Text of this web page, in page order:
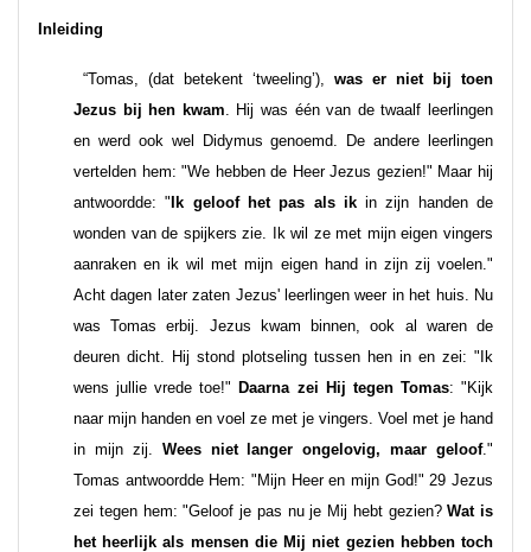
Inleiding
“Tomas, (dat betekent ‘tweeling’), was er niet bij toen
Jezus bij hen kwam. Hij was één van de twaalf leerlingen
en werd ook wel Didymus genoemd. De andere leerlingen
vertelden hem: "We hebben de Heer Jezus gezien!" Maar hij
antwoordde: " Ik geloof het pas als ikin zijn handen de
wonden van de spijkers zie. Ik wil ze met mijn eigen vingers
aanraken en ik wil met mijn eigen hand in zijn zij voelen."
Acht dagen later zaten Jezus' leerlingen weer in het huis. Nu
was Tomas erbij. Jezus kwam binnen, ook al waren de
deuren dicht. Hij stond plotseling tussen hen in en zei: "Ik
wens jullie vrede toe!" Daarna zei Hij tegen Tomas: "Kijk
naar mijn handen en voel ze met je vingers. Voel met je hand
in mijn zij. Wees niet langer ongelovig, maar geloof."
Tomas antwoordde Hem: "Mijn Heer en mijn God!" 29 Jezus
zei tegen hem: "Geloof je pas nu je Mij hebt gezien?Wat is
het heerlijk als mensen die Mij niet gezien hebben toch